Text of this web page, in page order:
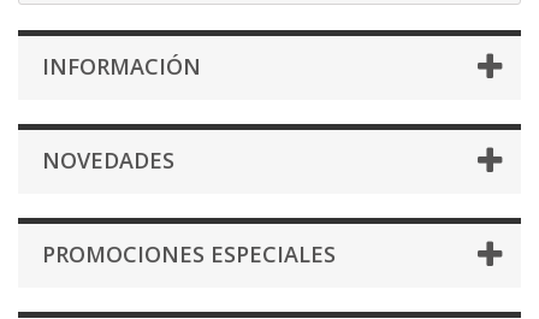
INFORMACIÓN
NOVEDADES
PROMOCIONES ESPECIALES